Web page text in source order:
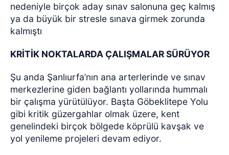
nedeniyle birçok aday sınav salonuna geç kalmış
ya da büyük bir stresle sınava girmek zorunda
kalmıştı
KRİTİK NOKTALARDA ÇALIŞMALAR SÜRÜYOR
Şu anda Şanlıurfa’nın ana arterlerinde ve sınav
merkezlerine giden bağlantı yollarında hummalı
bir çalışma yürütülüyor. Başta Göbeklitepe Yolu
gibi kritik güzergahlar olmak üzere, kent
genelindeki birçok bölgede köprülü kavşak ve
yol yenileme projeleri devam ediyor.